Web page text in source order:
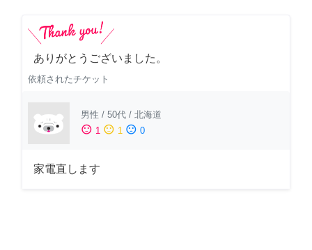
ありがとうございました。
依頼されたチケット
男性 / 50代 / 北海道
sentiment_satisfied 1 sentiment_neutral 1 sentiment_dissatisfied 0
家電直します